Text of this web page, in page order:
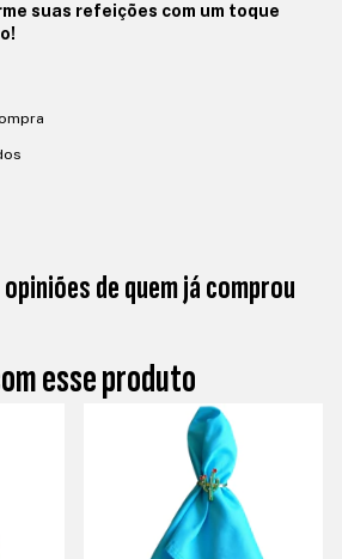
suas refeições com um toque
de quem já comprou
esse produto